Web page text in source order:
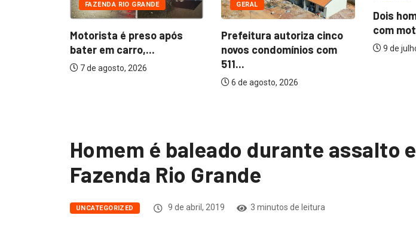
FAZENDA RIO GRANDE
Motorista é preso após
bater em carro,...
7 de agosto, 2026
GERAL
Prefeitura autoriza cinco
novos condomínios com
511...
6 de agosto, 2026
Dois
com
9 de
Homem é baleado durante assalto
Fazenda Rio Grande
UNCATEGORIZED 9 de abril, 2019 3 minutos de leitura